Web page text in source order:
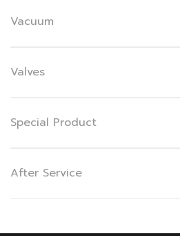
Vacuum
Valves
Special Product
After Service